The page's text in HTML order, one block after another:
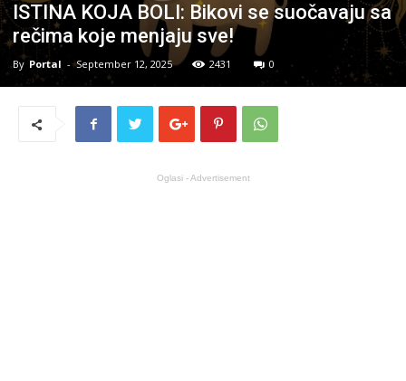
ISTINA KOJA BOLI: Bikovi se suočavaju sa
rečima koje menjaju sve!
By Portal - September 12, 2025 2431 0
Oglasi - Advertisement